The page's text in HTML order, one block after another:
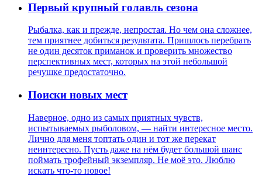
Первый крупный голавль сезона
Рыбалка, как и прежде, непростая. Но чем она сложнее,
тем приятнее добиться результата. Пришлось перебрать
не один десяток приманок и проверить множество
перспективных мест, которых на этой небольшой
речушке предостаточно.
Поиски новых мест
Наверное, одно из самых приятных чувств,
испытываемых рыболовом, — найти интересное место.
Лично для меня топтать один и тот же перекат
неинтересно. Пусть даже на нём будет большой шанс
поймать трофейный экземпляр. Не моё это. Люблю
искать что-то новое!